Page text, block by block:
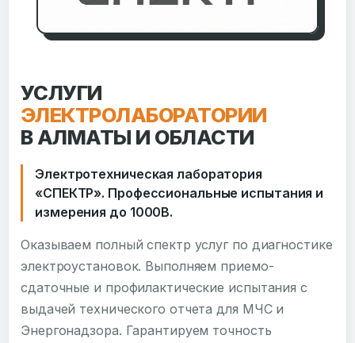
УСЛУГИ
ЭЛЕКТРОЛАБОРАТОРИИ
В АЛМАТЫ И ОБЛАСТИ
Электротехническая лаборатория
«СПЕКТР». Профессиональные испытания и
измерения до 1000В.
Оказываем полный спектр услуг по диагностике
электроустановок. Выполняем приемо-
сдаточные и профилактические испытания с
выдачей технического отчета для МЧС и
Энергонадзора. Гарантируем точность